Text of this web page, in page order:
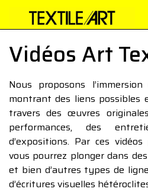
Vidéos Art
Nous proposons
montrant des liens
travers des œuvres
performances, des
d’expositions. Par ces
vous pourrez plonger dans
et bien d’autres types de
d’écritures visuelles